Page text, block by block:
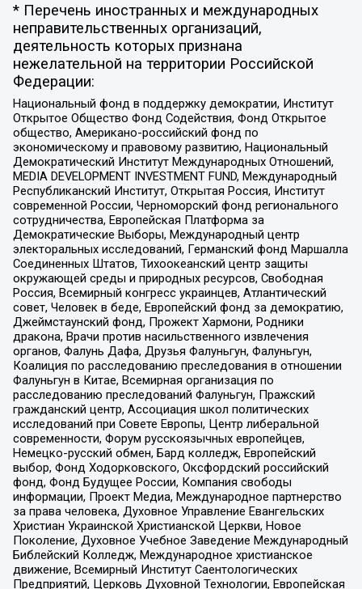
* Перечень иностранных и международных
неправительственных организаций,
деятельность которых признана
нежелательной на территории Российской
Федерации:
Национальный фонд в поддержку демократии, Институт
Открытое Общество Фонд Содействия, Фонд Открытое
общество, Американо-российский фонд по
экономическому и правовому развитию, Национальный
Демократический Институт Международных Отношений,
MEDIA DEVELOPMENT INVESTMENT FUND, Международный
Республиканский Институт, Открытая Россия, Институт
современной России, Черноморский фонд регионального
сотрудничества, Европейская Платформа за
Демократические Выборы, Международный центр
электоральных исследований, Германский фонд Маршалла
Соединенных Штатов, Тихоокеанский центр защиты
окружающей среды и природных ресурсов, Свободная
Россия, Всемирный конгресс украинцев, Атлантический
совет, Человек в беде, Европейский фонд за демократию,
Джеймстаунский фонд, Прожект Хармони, Родники
дракона, Врачи против насильственного извлечения
органов, Фалунь Дафа, Друзья Фалуньгун, Фалуньгун,
Коалиция по расследованию преследования в отношении
Фалуньгун в Китае, Всемирная организация по
расследованию преследований Фалуньгун, Пражский
гражданский центр, Ассоциация школ политических
исследований при Совете Европы, Центр либеральной
современности, Форум русскоязычных европейцев,
Немецко-русский обмен, Бард колледж, Европейский
выбор, Фонд Ходорковского, Оксфордский российский
фонд, Фонд Будущее России, Компания свободы
информации, Проект Медиа, Международное партнерство
за права человека, Духовное Управление Евангельских
Христиан Украинской Христианской Церкви, Новое
Поколение, Духовное Учебное Заведение Международный
Библейский Колледж, Международное христианское
движение, Всемирный Институт Саентологических
Предприятий, Церковь Духовной Технологии, Европейская